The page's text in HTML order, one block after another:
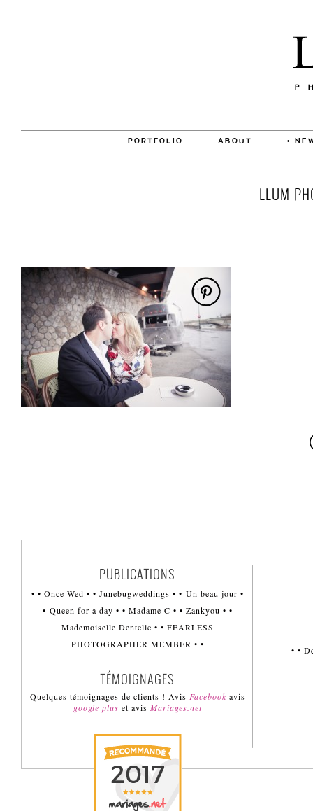
PORTFOLIO ABOUT •
LLUM-
PUBLICATIONS
• • Once Wed • • Junebugweddings • • Un beau jour •
• Queen for a day • • Madame C • • Zankyou • •
Mademoiselle Dentelle • • FEARLESS
PHOTOGRAPHER MEMBER • •
TÉMOIGNAGES
Quelques témoignages de clients ! Avis Facebook avis
google plus et avis Mariages.net
• •